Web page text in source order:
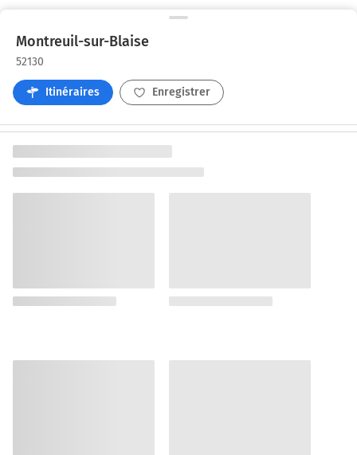
Montreuil-sur-Blaise
52130
Itinéraires Enregistrer